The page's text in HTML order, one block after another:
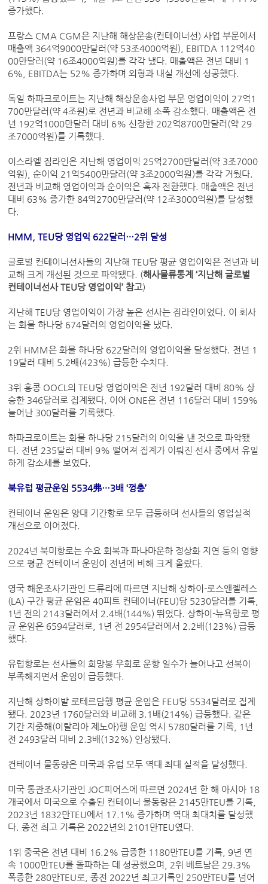
증가했다.
프랑스 CMA CGM은 지난해 해상운송(컨테이너선) 사업 부문에서
매출액 364억9000만달러(약 53조4000억원), EBITDA 112억40
00만달러(약 16조4000억원)를 각각 냈다. 매출액은 전년 대비 1
6%, EBITDA는 52% 증가하며 외형과 내실 개선에 성공했다.
독일 하파크로이트는 지난해 해상운송사업 부문 영업이익이 27억1
700만달러(약 4조원)로 전년과 비교해 소폭 감소했다. 매출액은 전
년 192억1000만달러 대비 6% 신장한 202억8700만달러(약 29
조7000억원)를 기록했다.
이스라엘 짐라인은 지난해 영업이익 25억2700만달러(약 3조7000
억원), 순이익 21억5400만달러(약 3조2000억원)를 각각 거뒀다.
전년과 비교해 영업이익과 순이익은 흑자 전환했다. 매출액은 전년
대비 63% 증가한 84억2700만달러(약 12조3000억원)를 달성했
다.
HMM, TEU당 영업익 622달러…2위 달성
글로벌 컨테이너선사들의 지난해 TEU당 평균 영업이익은 전년과 비
교해 크게 개선된 것으로 파악됐다. (해사물류통계 ‘지난해 글로벌
컨테이너선사 TEU당 영업이익’ 참고)
지난해 TEU당 영업이익이 가장 높은 선사는 짐라인이었다. 이 회사
는 화물 하나당 674달러의 영업이익을 냈다.
2위 HMM은 화물 하나당 622달러의 영업이익을 달성했다. 전년 1
19달러 대비 5.2배(423%) 급등한 수치다.
3위 홍콩 OOCL의 TEU당 영업이익은 전년 192달러 대비 80% 상
승한 346달러로 집계됐다. 이어 ONE은 전년 116달러 대비 159%
늘어난 300달러를 기록했다.
하파크로이트는 화물 하나당 215달러의 이익을 낸 것으로 파악됐
다. 전년 235달러 대비 9% 떨어져 집계가 이뤄진 선사 중에서 유일
하게 감소세를 보였다.
북유럽 평균운임 5534弗…3배 ‘껑충’
컨테이너 운임은 양대 기간항로 모두 급등하며 선사들의 영업실적
개선으로 이어졌다.
2024년 북미항로는 수요 회복과 파나마운하 정상화 지연 등의 영향
으로 평균 컨테이너 운임이 전년에 비해 크게 올랐다.
영국 해운조사기관인 드류리에 따르면 지난해 상하이-로스앤젤레스
(LA) 구간 평균 운임은 40피트 컨테이너(FEU)당 5230달러를 기록,
1년 전의 2143달러에서 2.4배(144%) 뛰었다. 상하이-뉴욕항로 평
균 운임은 6594달러로, 1년 전 2954달러에서 2.2배(123%) 급등
했다.
유럽항로는 선사들의 희망봉 우회로 운항 일수가 늘어나고 선복이
부족해지면서 운임이 급등했다.
지난해 상하이발 로테르담행 평균 운임은 FEU당 5534달러로 집계
됐다. 2023년 1760달러와 비교해 3.1배(214%) 급등했다. 같은
기간 지중해(이탈리아 제노아)행 운임 역시 5780달러를 기록, 1년
전 2493달러 대비 2.3배(132%) 인상됐다.
컨테이너 물동량은 미국과 유럽 모두 역대 최대 실적을 달성했다.
미국 통관조사기관인 JOC피어스에 따르면 2024년 한 해 아시아 18
개국에서 미국으로 수출된 컨테이너 물동량은 2145만TEU를 기록,
2023년 1832만TEU에서 17.1% 증가하며 역대 최대치를 달성했
다. 종전 최고 기록은 2022년의 2101만TEU였다.
1위 중국은 전년 대비 16.2% 급증한 1180만TEU를 기록, 9년 연
속 1000만TEU를 돌파하는 데 성공했으며, 2위 베트남은 29.3%
폭증한 280만TEU로, 종전 2022년 최고기록인 250만TEU를 넘어